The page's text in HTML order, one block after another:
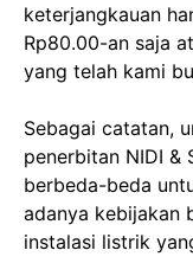
keterjangkauan
Rp80.00-an saja
yang telah kami
Sebagai catatan,
penerbitan NIDI &
berbeda-beda
adanya kebijakan
instalasi listrik